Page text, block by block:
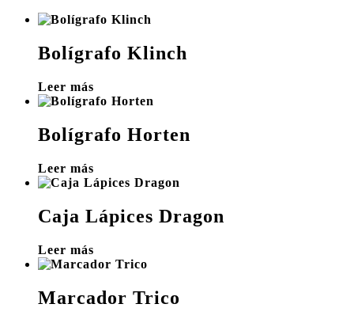
Bolígrafo Klinch
Leer más
Bolígrafo Horten
Leer más
Caja Lápices Dragon
Leer más
Marcador Trico